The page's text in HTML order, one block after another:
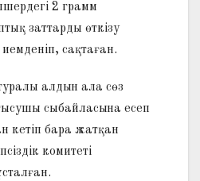
2 грамм
заттарды өткізу
сақтаған.
алдын ала сөз
сыбайласына есеп
кетіп бара жатқан
комитеті